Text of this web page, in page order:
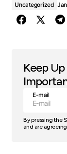
Uncategorized
Keep
E-mail
By pressing the
and are